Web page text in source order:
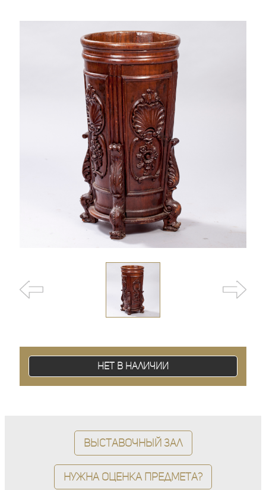
Нет в наличии
Выставочный зал
Нужна оценка предмета?